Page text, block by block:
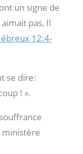
un signe de
aimait pas, Il
12:4-
se dire:
! ».
ministère